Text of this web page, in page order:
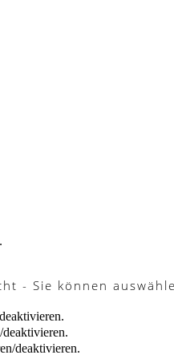
- Sie können
deaktivieren.